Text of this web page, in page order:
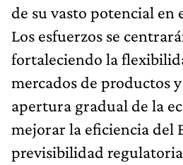
de su vasto potencial en
Los esfuerzos se
fortaleciendo la
mercados de productos
apertura gradual de la
mejorar la eficiencia del
previsibilidad